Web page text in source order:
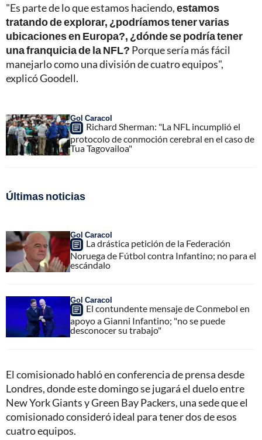
"Es parte de lo que estamos haciendo,estamos
tratando de explorar, ¿podríamos tener varias
ubicaciones en Europa?, ¿dónde se podría tener
una franquicia de la NFL? Porque sería más fácil
manejarlo como una división de cuatro equipos",
explicó Goodell.
Gol Caracol
Richard Sherman: "La NFL incumplió el
protocolo de conmoción cerebral en el caso de
Tua Tagovailoa"
Últimas noticias
Gol Caracol
La drástica petición de la Federación
Noruega de Fútbol contra Infantino; no para el
escándalo
Gol Caracol
El contundente mensaje de Conmebol en
apoyo a Gianni Infantino; "no se puede
desconocer su trabajo"
El comisionado habló en conferencia de prensa desde
Londres, donde este domingo se jugará el duelo entre
New York Giants y Green Bay Packers, una sede que el
comisionado consideró ideal para tener dos de esos
cuatro equipos.